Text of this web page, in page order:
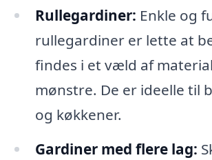
Rullegardiner: Enkle og
rullegardiner er lette at
findes i et væld af
mønstre. De er ideelle til
og køkkener.
Gardiner med flere lag: